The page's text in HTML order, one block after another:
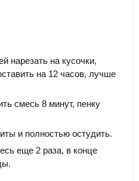
нарезать на кусочки,
на 12 часов, лучше
смесь 8 минут, пенку
и полностью остудить.
еще 2 раза, в конце